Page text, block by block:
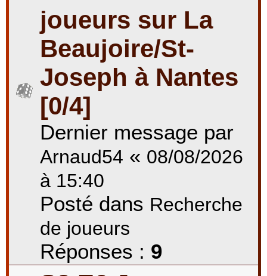
joueurs sur La
Beaujoire/St-
Joseph à Nantes
[0/4]
Dernier message par
Arnaud54 « 08/08/2026
à 15:40
Posté dans Recherche
de joueurs
Réponses : 9